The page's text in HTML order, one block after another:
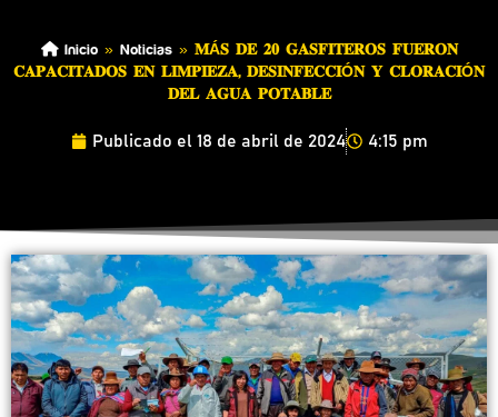
Inicio» Noticias» 𝐌Á𝐒 𝐃𝐄 𝟐𝟎 𝐆𝐀𝐒𝐅𝐈𝐓𝐄𝐑𝐎𝐒 𝐅𝐔𝐄𝐑𝐎𝐍
𝐂𝐀𝐏𝐀𝐂𝐈𝐓𝐀𝐃𝐎𝐒 𝐄𝐍 𝐋𝐈𝐌𝐏𝐈𝐄𝐙𝐀, 𝐃𝐄𝐒𝐈𝐍𝐅𝐄𝐂𝐂𝐈Ó𝐍 𝐘 𝐂𝐋𝐎𝐑𝐀𝐂𝐈Ó𝐍
𝐃𝐄𝐋 𝐀𝐆𝐔𝐀 𝐏𝐎𝐓𝐀𝐁𝐋𝐄
Publicado el 18 de abril de 2024 4:15 pm